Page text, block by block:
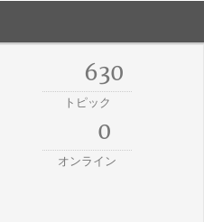
630
トピック
0
オンライン